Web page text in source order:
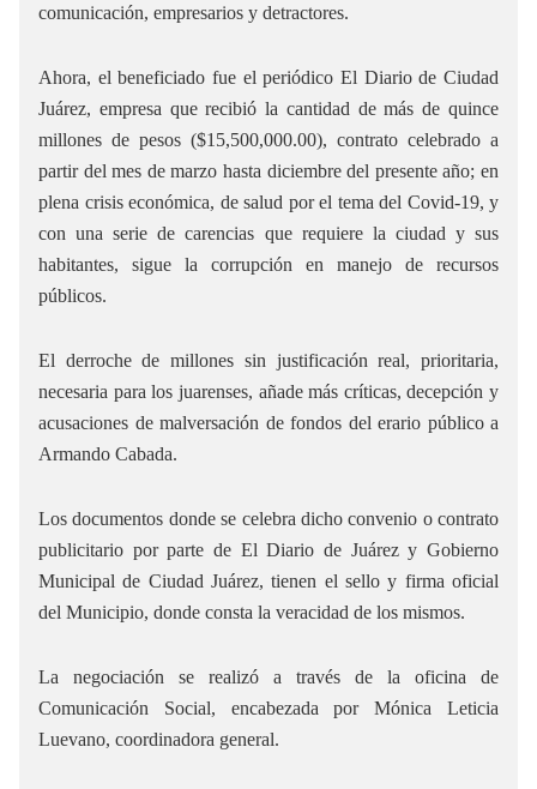
comunicación, empresarios y detractores.
Ahora, el beneficiado fue el periódico El Diario de Ciudad
Juárez, empresa que recibió la cantidad de más de quince
millones de pesos ($15,500,000.00), contrato celebrado a
partir del mes de marzo hasta diciembre del presente año; en
plena crisis económica, de salud por el tema del Covid-19, y
con una serie de carencias que requiere la ciudad y sus
habitantes, sigue la corrupción en manejo de recursos
públicos.
El derroche de millones sin justificación real, prioritaria,
necesaria para los juarenses, añade más críticas, decepción y
acusaciones de malversación de fondos del erario público a
Armando Cabada.
Los documentos donde se celebra dicho convenio o contrato
publicitario por parte de El Diario de Juárez y Gobierno
Municipal de Ciudad Juárez, tienen el sello y firma oficial
del Municipio, donde consta la veracidad de los mismos.
La negociación se realizó a través de la oficina de
Comunicación Social, encabezada por Mónica Leticia
Luevano, coordinadora general.